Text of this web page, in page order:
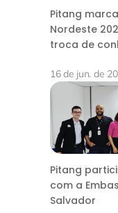
Pitang
Nordeste
troca de
16 de jun. de
Pitang
com a
Salvador